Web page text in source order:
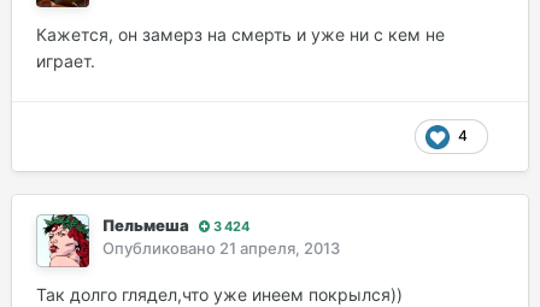
Кажется, он замерз на смерть и уже ни с кем не
играет.
4
Пельмеша 3 424
Опубликовано 21 апреля, 2013
Так долго глядел,что уже инеем покрылся))